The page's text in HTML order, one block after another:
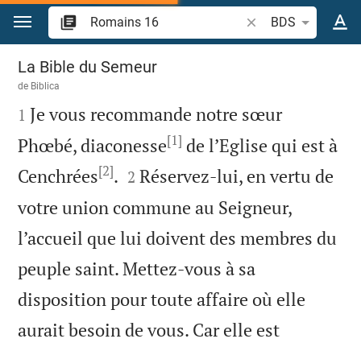
Aller vers contenu
Recherche d'un
BDS
Romains 16
La Bible du Semeur
de Biblica

1 Je vous recommande notre sœur
Phœbé, diaconesse[1] de l’Eglise qui est à
Cenchrées[2]. 

2 Réservez-lui, en vertu de
votre union commune au Seigneur,
l’accueil que lui doivent des membres du
peuple saint. Mettez-vous à sa
disposition pour toute affaire où elle
aurait besoin de vous. Car elle est